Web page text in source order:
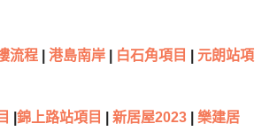
流程| 港島南岸| 白石角項目
元朗站項
錦上路站項目 新居屋2023|
樂建居